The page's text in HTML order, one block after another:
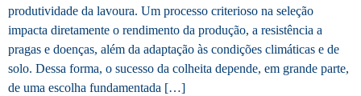
produtividade da lavoura. Um processo criterioso na seleção
impacta diretamente o rendimento da produção, a resistência a
pragas e doenças, além da adaptação às condições climáticas e de
solo. Dessa forma, o sucesso da colheita depende, em grande parte,
de uma escolha fundamentada […]